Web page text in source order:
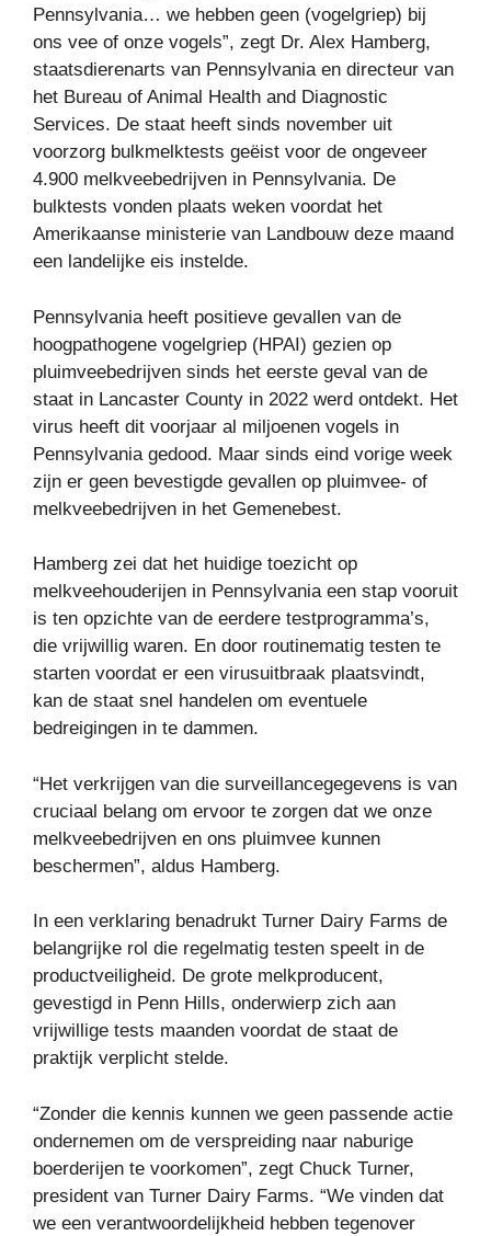
Pennsylvania… we hebben geen (vogelgriep) bij
ons vee of onze vogels”, zegt Dr. Alex Hamberg,
staatsdierenarts van Pennsylvania en directeur van
het Bureau of Animal Health and Diagnostic
Services. De staat heeft sinds november uit
voorzorg bulkmelktests geëist voor de ongeveer
4.900 melkveebedrijven in Pennsylvania. De
bulktests vonden plaats weken voordat het
Amerikaanse ministerie van Landbouw deze maand
een landelijke eis instelde.
Pennsylvania heeft positieve gevallen van de
hoogpathogene vogelgriep (HPAI) gezien op
pluimveebedrijven sinds het eerste geval van de
staat in Lancaster County in 2022 werd ontdekt. ​​Het
virus heeft dit voorjaar al miljoenen vogels in
Pennsylvania gedood. Maar sinds eind vorige week
zijn er geen bevestigde gevallen op pluimvee- of
melkveebedrijven in het Gemenebest.
Hamberg zei dat het huidige toezicht op
melkveehouderijen in Pennsylvania een stap vooruit
is ten opzichte van de eerdere testprogramma’s,
die vrijwillig waren. En door routinematig testen te
starten voordat er een virusuitbraak plaatsvindt,
kan de staat snel handelen om eventuele
bedreigingen in te dammen.
“Het verkrijgen van die surveillancegegevens is van
cruciaal belang om ervoor te zorgen dat we onze
melkveebedrijven en ons pluimvee kunnen
beschermen”, aldus Hamberg.
In een verklaring benadrukt Turner Dairy Farms de
belangrijke rol die regelmatig testen speelt in de
productveiligheid. De grote melkproducent,
gevestigd in Penn Hills, onderwierp zich aan
vrijwillige tests maanden voordat de staat de
praktijk verplicht stelde.
“Zonder die kennis kunnen we geen passende actie
ondernemen om de verspreiding naar naburige
boerderijen te voorkomen”, zegt Chuck Turner,
president van Turner Dairy Farms. “We vinden dat
we een verantwoordelijkheid hebben tegenover